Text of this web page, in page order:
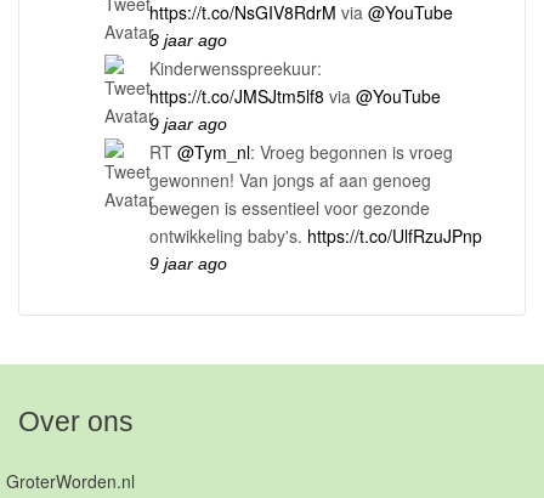
https://t.co/NsGIV8RdrM via @YouTube
8 jaar ago
Kinderwensspreekuur:
https://t.co/JMSJtm5lf8 via @YouTube
9 jaar ago
RT @Tym_nl: Vroeg begonnen is vroeg
gewonnen! Van jongs af aan genoeg
bewegen is essentieel voor gezonde
ontwikkeling baby's. https://t.co/UlfRzuJPnp
9 jaar ago
Over ons
GroterWorden.nl